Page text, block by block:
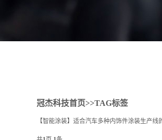
冠杰科技首页>>TAG标签
【智能涂装】适合汽车多种内饰件涂装生产